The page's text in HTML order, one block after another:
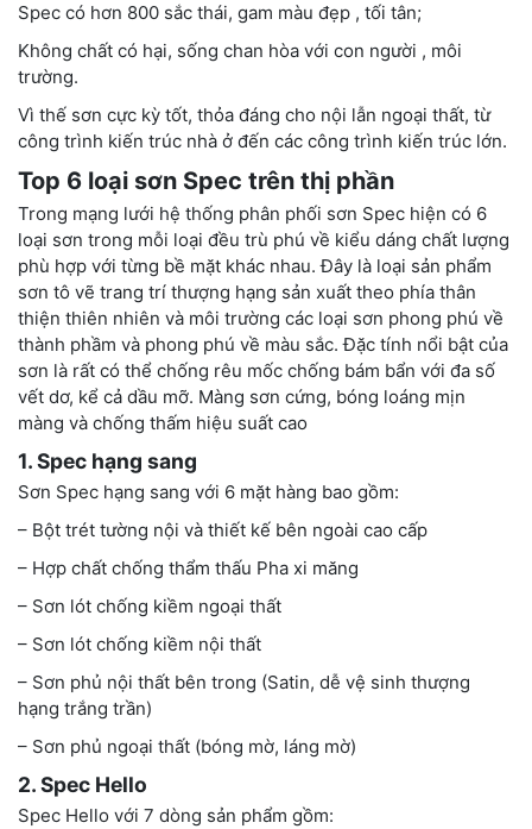
Spec có hơn 800 sắc thái, gam màu đẹp , tối tân;
Không chất có hại, sống chan hòa với con người , môi
trường.
Vì thế sơn cực kỳ tốt, thỏa đáng cho nội lẫn ngoại thất, từ
công trình kiến trúc nhà ở đến các công trình kiến trúc lớn.
Top 6 loại sơn Spec trên thị phần
Trong mạng lưới hệ thống phân phối sơn Spec hiện có 6
loại sơn trong mỗi loại đều trù phú về kiểu dáng chất lượng
phù hợp với từng bề mặt khác nhau. Đây là loại sản phẩm
sơn tô vẽ trang trí thượng hạng sản xuất theo phía thân
thiện thiên nhiên và môi trường các loại sơn phong phú về
thành phầm và phong phú về màu sắc. Đặc tính nổi bật của
sơn là rất có thể chống rêu mốc chống bám bẩn với đa số
vết dơ, kể cả dầu mỡ. Màng sơn cứng, bóng loáng mịn
màng và chống thấm hiệu suất cao
1. Spec hạng sang
Sơn Spec hạng sang với 6 mặt hàng bao gồm:
– Bột trét tường nội và thiết kế bên ngoài cao cấp
– Hợp chất chống thẩm thấu Pha xi măng
– Sơn lót chống kiềm ngoại thất
– Sơn lót chống kiềm nội thất
– Sơn phủ nội thất bên trong (Satin, dễ vệ sinh thượng
hạng trắng trần)
– Sơn phủ ngoại thất (bóng mờ, láng mờ)
2. Spec Hello
Spec Hello với 7 dòng sản phẩm gồm: